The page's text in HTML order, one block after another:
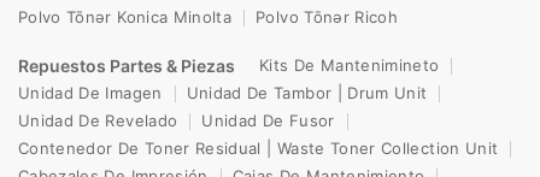
Polvo Tōnər Konica Minolta
Polvo Tōnər Ricoh
Repuestos Partes & Piezas
Kits De Mantenimineto
Unidad De Imagen
Unidad De Tambor | Drum Unit
Unidad De Revelado
Unidad De Fusor
Contenedor De Toner Residual | Waste Toner Collection Unit